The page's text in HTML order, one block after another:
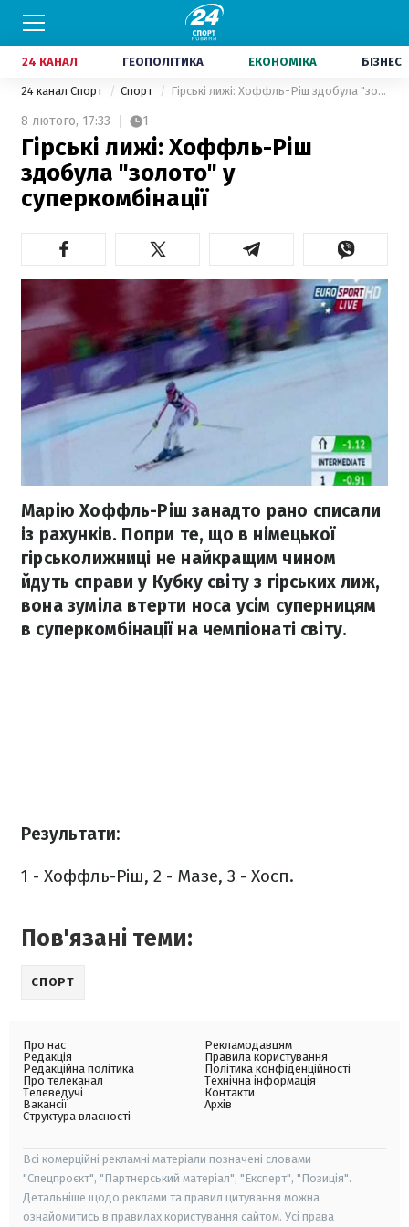
24 КАНАЛ ГЕОПОЛІТИКА ЕКОНОМІКА БІЗНЕС
24 канал Спорт Спорт Гірські лижі: Хоффль-Ріш здобула "золото" у суперкомбінації
8 лютого, 17:33 1
Гірські лижі: Хоффль-Ріш
здобула "золото" у
суперкомбінації
Марію Хоффль-Ріш занадто рано списали
із рахунків. Попри те, що в німецької
гірськолижниці не найкращим чином
йдуть справи у Кубку світу з гірських лиж,
вона зуміла втерти носа усім суперницям
в суперкомбінації на чемпіонаті світу.
Результати:
1 - Хоффль-Ріш, 2 - Мазе, 3 - Хосп.
Пов'язані теми:
СПОРТ
Про нас
Редакція
Редакційна політика
Про телеканал
Телеведучі
Вакансії
Структура власності
Рекламодавцям
Правила користування
Політика конфіденційності
Технічна інформація
Контакти
Архів
Всі комерційні рекламні матеріали позначені словами
"Спецпроєкт", "Партнерський матеріал", "Експерт", "Позиція".
Детальніше щодо реклами та правил цитування можна
ознайомитись в правилах користування сайтом. Усі права